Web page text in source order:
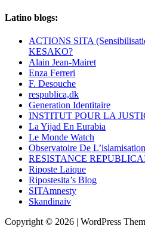
Latino blogs:
ACTIONS SITA
KESAKO?
Alain Jean-Mairet
Enza Ferreri
F. Desouche
respublica,dk
Generation Identitaire
INSTITUT POUR LA
La Yijad En Eurabia
Le Monde Watch
Observatoire De L’islamisation
RESISTANCE
Riposte Laique
Ripostesita’s Blog
SITAmnesty
Skandinaiv
Copyright © 2026 | WordPress